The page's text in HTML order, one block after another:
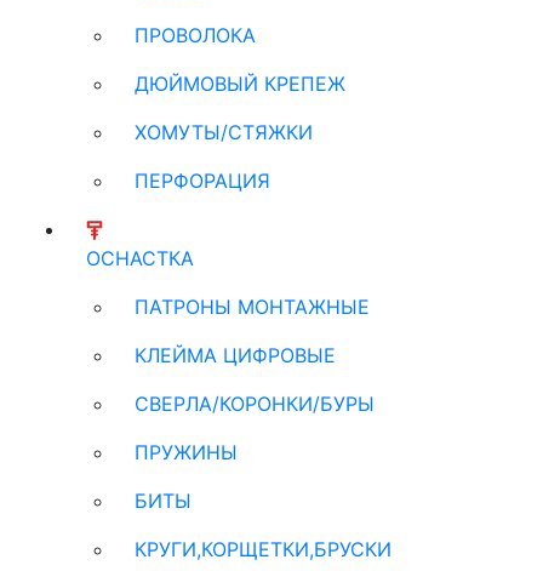
ПРОВОЛОКА
ДЮЙМОВЫЙ КРЕПЕЖ
ХОМУТЫ/СТЯЖКИ
ПЕРФОРАЦИЯ
ОСНАСТКА
ПАТРОНЫ МОНТАЖНЫЕ
КЛЕЙМА ЦИФРОВЫЕ
СВЕРЛА/КОРОНКИ/БУРЫ
ПРУЖИНЫ
БИТЫ
КРУГИ,КОРЩЕТКИ,БРУСКИ